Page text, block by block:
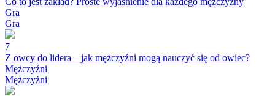
Gra
Gra
7
Z owcy do lidera – jak mężczyźni mogą nauczyć się od owiec?
Mężczyźni
Mężczyźni